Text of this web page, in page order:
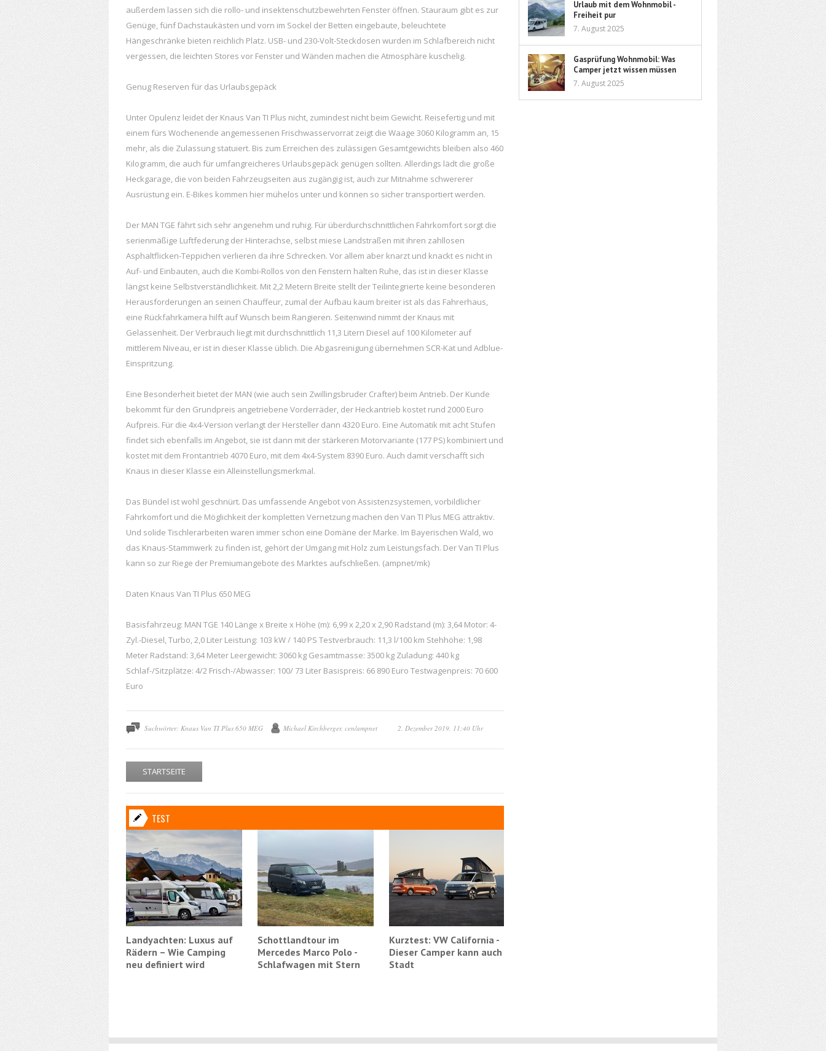
außerdem lassen sich die rollo- und insektenschutzbewehrten Fenster öffnen. Stauraum gibt es zur
Genüge, fünf Dachstaukästen und vorn im Sockel der Betten eingebaute, beleuchtete
Hängeschränke bieten reichlich Platz. USB- und 230-Volt-Steckdosen wurden im Schlafbereich nicht
vergessen, die leichten Stores vor Fenster und Wänden machen die Atmosphäre kuschelig.
Genug Reserven für das Urlaubsgepäck
Unter Opulenz leidet der Knaus Van TI Plus nicht, zumindest nicht beim Gewicht. Reisefertig und mit
einem fürs Wochenende angemessenen Frischwasservorrat zeigt die Waage 3060 Kilogramm an, 15
mehr, als die Zulassung statuiert. Bis zum Erreichen des zulässigen Gesamtgewichts bleiben also 460
Kilogramm, die auch für umfangreicheres Urlaubsgepäck genügen sollten. Allerdings lädt die große
Heckgarage, die von beiden Fahrzeugseiten aus zugängig ist, auch zur Mitnahme schwererer
Ausrüstung ein. E-Bikes kommen hier mühelos unter und können so sicher transportiert werden.
Der MAN TGE fährt sich sehr angenehm und ruhig. Für überdurchschnittlichen Fahrkomfort sorgt die
serienmäßige Luftfederung der Hinterachse, selbst miese Landstraßen mit ihren zahllosen
Asphaltflicken-Teppichen verlieren da ihre Schrecken. Vor allem aber knarzt und knackt es nicht in
Auf- und Einbauten, auch die Kombi-Rollos von den Fenstern halten Ruhe, das ist in dieser Klasse
längst keine Selbstverständlichkeit. Mit 2,2 Metern Breite stellt der Teilintegrierte keine besonderen
Herausforderungen an seinen Chauffeur, zumal der Aufbau kaum breiter ist als das Fahrerhaus,
eine Rückfahrkamera hilft auf Wunsch beim Rangieren. Seitenwind nimmt der Knaus mit
Gelassenheit. Der Verbrauch liegt mit durchschnittlich 11,3 Litern Diesel auf 100 Kilometer auf
mittlerem Niveau, er ist in dieser Klasse üblich. Die Abgasreinigung übernehmen SCR-Kat und Adblue-
Einspritzung.
Eine Besonderheit bietet der MAN (wie auch sein Zwillingsbruder Crafter) beim Antrieb. Der Kunde
bekommt für den Grundpreis angetriebene Vorderräder, der Heckantrieb kostet rund 2000 Euro
Aufpreis. Für die 4x4-Version verlangt der Hersteller dann 4320 Euro. Eine Automatik mit acht Stufen
findet sich ebenfalls im Angebot, sie ist dann mit der stärkeren Motorvariante (177 PS) kombiniert und
kostet mit dem Frontantrieb 4070 Euro, mit dem 4x4-System 8390 Euro. Auch damit verschafft sich
Knaus in dieser Klasse ein Alleinstellungsmerkmal.
Das Bündel ist wohl geschnürt. Das umfassende Angebot von Assistenzsystemen, vorbildlicher
Fahrkomfort und die Möglichkeit der kompletten Vernetzung machen den Van TI Plus MEG attraktiv.
Und solide Tischlerarbeiten waren immer schon eine Domäne der Marke. Im Bayerischen Wald, wo
das Knaus-Stammwerk zu finden ist, gehört der Umgang mit Holz zum Leistungsfach. Der Van TI Plus
kann so zur Riege der Premiumangebote des Marktes aufschließen. (ampnet/mk)
Daten Knaus Van TI Plus 650 MEG
Basisfahrzeug: MAN TGE 140 Länge x Breite x Höhe (m): 6,99 x 2,20 x 2,90 Radstand (m): 3,64 Motor: 4-
Zyl.-Diesel, Turbo, 2,0 Liter Leistung: 103 kW / 140 PS Testverbrauch: 11,3 l/100 km Stehhöhe: 1,98
Meter Radstand: 3,64 Meter Leergewicht: 3060 kg Gesamtmasse: 3500 kg Zuladung: 440 kg
Schlaf-/Sitzplätze: 4/2 Frisch-/Abwasser: 100/ 73 Liter Basispreis: 66 890 Euro Testwagenpreis: 70 600
Euro
Suchwörter: Knaus Van TI Plus 650 MEG Michael Kirchberger, cen/ampnet 2. Dezember 2019, 11:40 Uhr
STARTSEITE
TEST
Landyachten: Luxus auf
Rädern – Wie Camping
neu definiert wird
Schottlandtour im
Mercedes Marco Polo -
Schlafwagen mit Stern
Kurztest: VW California -
Dieser Camper kann auch
Stadt
Urlaub mit dem Wohnmobil -
Freiheit pur
7. August 2025
Gasprüfung Wohnmobil: Was
Camper jetzt wissen müssen
7. August 2025